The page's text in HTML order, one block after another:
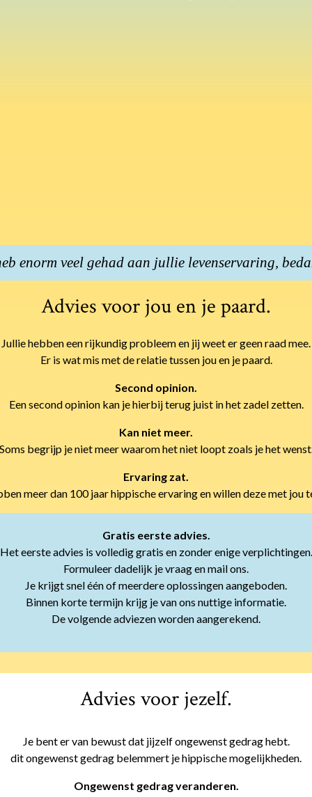
enorm veel gehad aan jullie levenservaring,
Advies voor jou en je paard.
Jullie hebben een rijkundig probleem en jij weet er geen raad mee.
Er is wat mis met de relatie tussen jou en je paard.
Second opinion.
Een second opinion kan je hierbij terug juist in het zadel zetten.
Kan niet meer.
begrijp je niet meer waarom het niet loopt zoals je het wenst.
Ervaring zat.
meer dan 100 jaar hippische ervaring en willen deze met jou
Gratis eerste advies.
Het eerste advies is volledig gratis en zonder enige verplichtingen.
Formuleer dadelijk je vraag en mail ons.
Je krijgt snel één of meerdere oplossingen aangeboden.
Binnen korte termijn krijg je van ons nuttige informatie.
De volgende adviezen worden aangerekend.
Advies voor jezelf.
Je bent er van bewust dat jijzelf ongewenst gedrag hebt.
dit ongewenst gedrag belemmert je hippische mogelijkheden.
Ongewenst gedrag veranderen.